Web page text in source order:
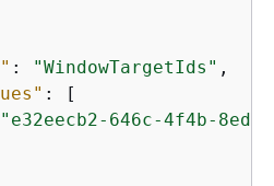
: "WindowTargetIds" ,
: [
"e32eecb2-646c-4f4b-8ed1-